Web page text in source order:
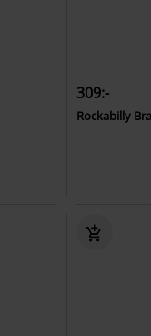
309:-
Rockabilly